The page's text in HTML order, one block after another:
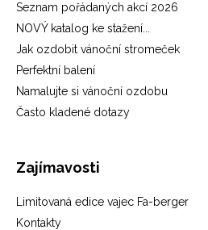
Seznam pořádaných akcí 2026
NOVÝ katalog ke stažení...
Jak ozdobit vánoční stromeček
Perfektní balení
Namalujte si vánoční ozdobu
Často kladené dotazy
Zajímavosti
Limitovaná edice vajec Fa-berger
Kontakty